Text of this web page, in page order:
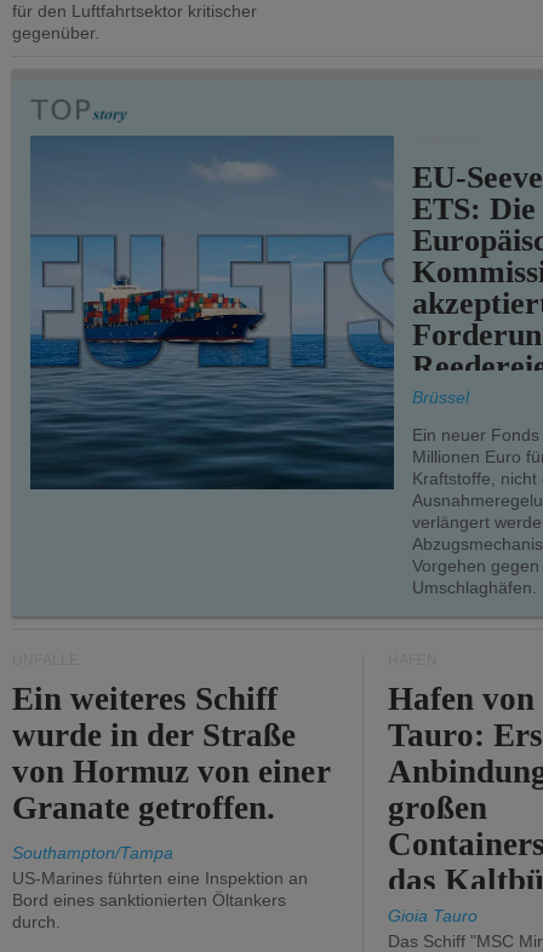
für den Luftfahrtsektor kritischer
gegenüber.
EU-
ETS: Die
teilweise.
Brüssel
Ein neuer
Millionen Euro
Kraftstoffe, nicht
verlängert
Vorgehen
Umschlaghäfen.
Ein weiteres Schiff
wurde in der Straße
von Hormuz von einer
Granate getroffen.
Southampton/Tampa
US-Marines führten eine Inspektion an
Bord eines sanktionierten Öltankers
durch.
Hafen
Tauro:
großen
das
Gioia Tauro
Das Schiff "MSC